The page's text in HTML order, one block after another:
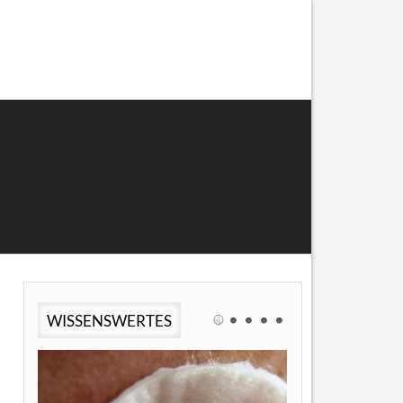
WISSENSWERTES